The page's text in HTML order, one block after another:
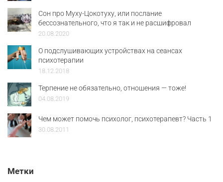
Сон про Муху-Цокотуху, или послание
бессознательного, что я так и не расшифровал
20.08.2020
О подслушивающих устройствах на сеансах
психотерапии
18.12.2018
Терпение не обязательно, отношения — тоже!
04.08.2019
Чем может помочь психолог, психотерапевт? Часть 1
30.08.2011
Метки